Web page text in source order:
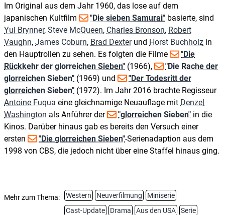
Im Original aus dem Jahr 1960, das lose auf dem
japanischen Kultfilm
"Die sieben Samurai" basierte, sind
Yul Brynner, Steve McQueen, Charles Bronson, Robert
Vaughn, James Coburn, Brad Dexterund Horst Buchholz in
den Hauptrollen zu sehen. Es folgten die Filme
"Die
Rückkehr der glorreichen Sieben" (1966),
"Die Rache der
glorreichen Sieben" (1969) und
"Der Todesritt der
glorreichen Sieben" (1972). Im Jahr 2016 brachte Regisseur
Antoine Fuqua eine gleichnamige Neuauflage mit Denzel
Washington als Anführer der "glorreichen Sieben" in die
Kinos. Darüber hinaus gab es bereits den Versuch einer
ersten
"Die glorreichen Sieben"-Serienadaption aus dem
1998 von CBS, die jedoch nicht über eine Staffel hinaus ging.
Mehr zum Thema: Western Neuverfilmung
Miniserie
Cast-Update
Drama Aus den USA
Serie